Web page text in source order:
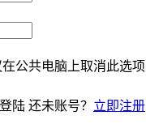
公共电脑上取消此选项
陆 还未账号？ 立即注册